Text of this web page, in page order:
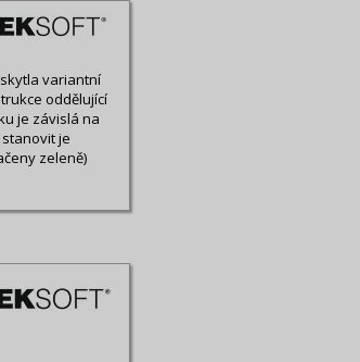
variantní
oddělující
je závislá na
je
zeleně)